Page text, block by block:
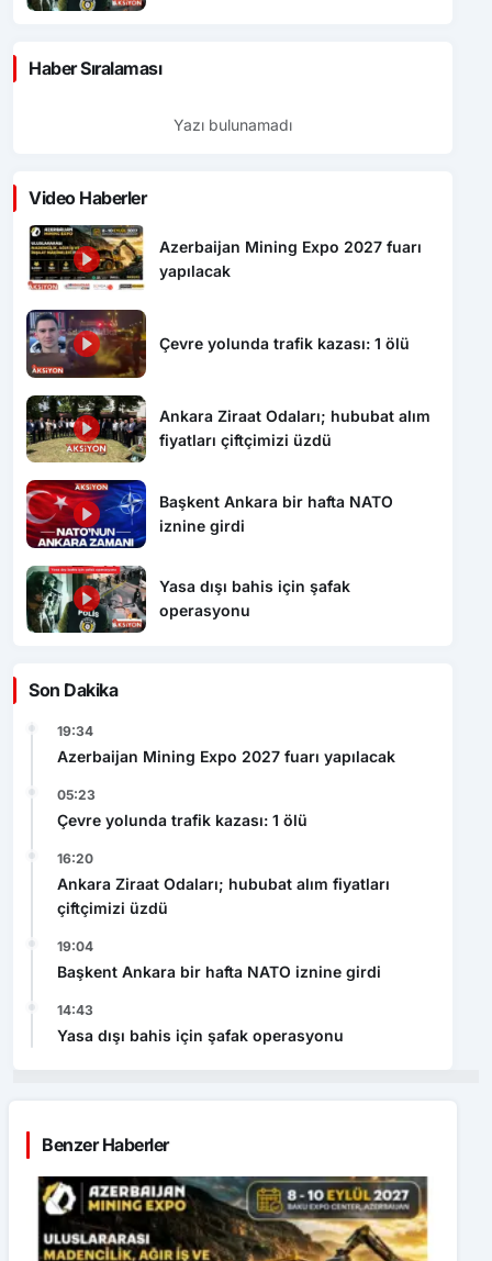
Haber Sıralaması
Yazı bulunamadı
Video Haberler
Azerbaijan Mining Expo 2027 fuarı
yapılacak
Çevre yolunda trafik kazası: 1 ölü
Ankara Ziraat Odaları; hububat alım
fiyatları çiftçimizi üzdü
Başkent Ankara bir hafta NATO
iznine girdi
Yasa dışı bahis için şafak
operasyonu
Son Dakika
19:34
Azerbaijan Mining Expo 2027 fuarı yapılacak
05:23
Çevre yolunda trafik kazası: 1 ölü
16:20
Ankara Ziraat Odaları; hububat alım fiyatları
çiftçimizi üzdü
19:04
Başkent Ankara bir hafta NATO iznine girdi
14:43
Yasa dışı bahis için şafak operasyonu
Benzer Haberler